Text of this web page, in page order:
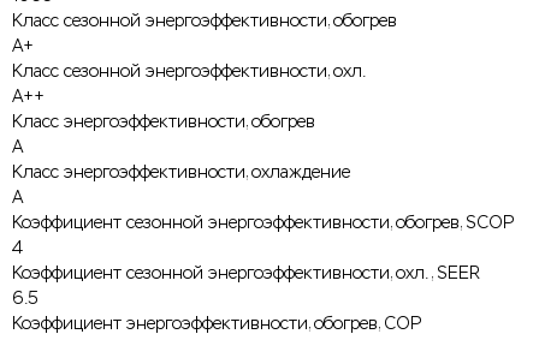
Класс сезонной энергоэффективности, обогрев
A+
Класс сезонной энергоэффективности, охл.
A++
Класс энергоэффективности, обогрев
A
Класс энергоэффективности, охлаждение
A
Коэффициент сезонной энергоэффективности, обогрев, SCOP
4
Коэффициент сезонной энергоэффективности, охл., SEER
6.5
Коэффициент энергоэффективности, обогрев, COP